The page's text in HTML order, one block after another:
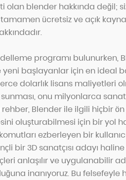
olan blender hakkında değil;
ücretsiz ve açık
programı bulunurken,
başlayanlar için en ideal
dolarlık lisans maliyetleri
onu milyonlarca
rehber, Blender ile ilgili hiçbir
oluşturabilmesi için bir yol
ezberleyen bir
bir 3D sanatçısı adayı
anlaşılır ve uygulanabilir
inanıyoruz. Bu felsefeyle